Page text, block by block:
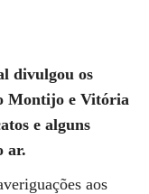
divulgou os
Montijo e Vitória
e alguns
ar.
aos